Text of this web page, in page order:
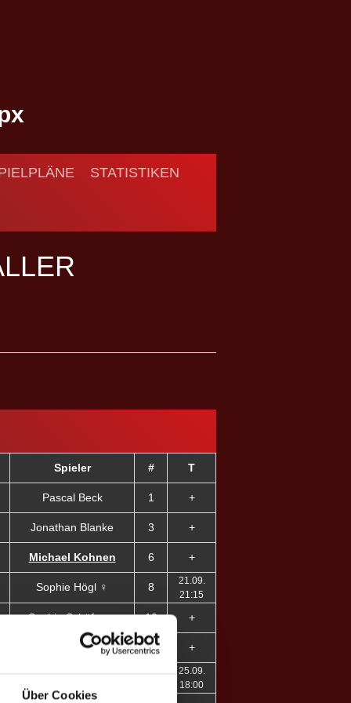
Über Cookies
STATISTIKEN
Spieler # T
Pascal Beck 1 +
Jonathan Blanke 3 +
Michael Kohnen 6 +
Sophie Högl ♀ 8
21.09.
21:15
Sophia Schäfer ♀ 10 +
Reinis D. 14 +
Sofiia S. ♀ 15
25.09.
18:00